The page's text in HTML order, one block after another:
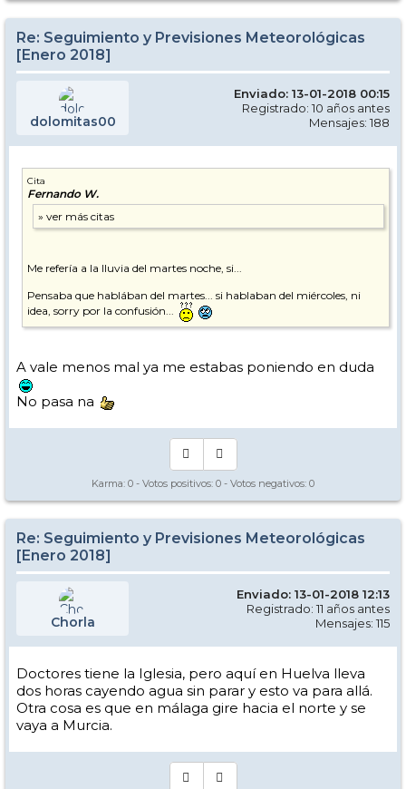
Re: Seguimiento y Previsiones Meteorológicas
[Enero 2018]
dolomitas00
Enviado: 13-01-2018 00:15
Registrado: 10 años antes
Mensajes: 188
Cita
Fernando W.
Me refería a la lluvia del martes noche, si...
Pensaba que hablában del martes... si hablaban del miércoles, ni
idea, sorry por la confusión...
A vale menos mal ya me estabas poniendo en duda
No pasa na
Karma: 0 - Votos positivos: 0 - Votos negativos: 0
Re: Seguimiento y Previsiones Meteorológicas
[Enero 2018]
Chorla
Enviado: 13-01-2018 12:13
Registrado: 11 años antes
Mensajes: 115
Doctores tiene la Iglesia, pero aquí en Huelva lleva
dos horas cayendo agua sin parar y esto va para allá.
Otra cosa es que en málaga gire hacia el norte y se
vaya a Murcia.